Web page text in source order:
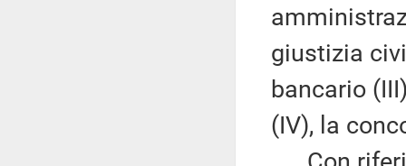
giustizia
bancario
(IV), la